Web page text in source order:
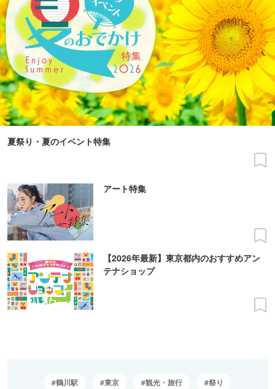
夏祭り・夏のイベント特集
アート特集
【2026年最新】東京都内のおすすめアン
テナショップ
鶴川駅 東京 観光・旅行 祭り